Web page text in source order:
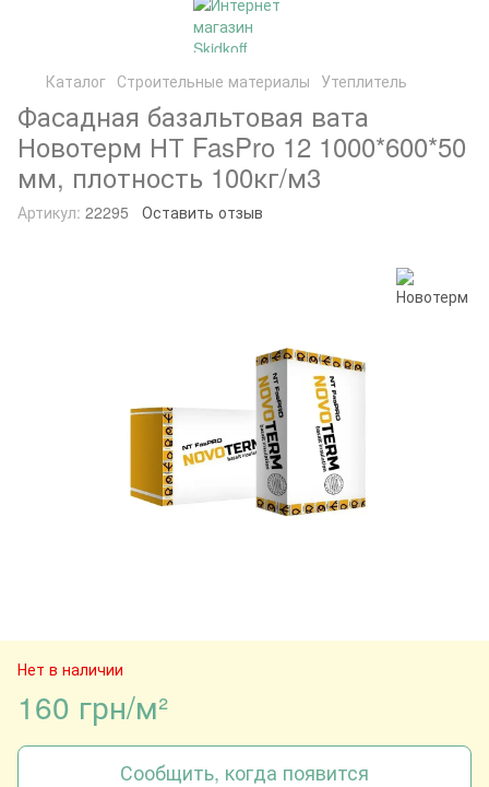
Каталог Строительные материалы Утеплитель
Фасадная базальтовая вата
Новотерм НТ FasPro 12 1000*600*50
мм, плотность 100кг/м3
Артикул: 22295 Оставить отзыв
Нет в наличии
160 грн/м²
Сообщить, когда появится